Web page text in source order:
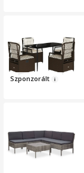
Szponzorált